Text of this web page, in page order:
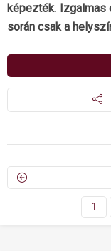
képezték. Izgalmas
során csak a
1